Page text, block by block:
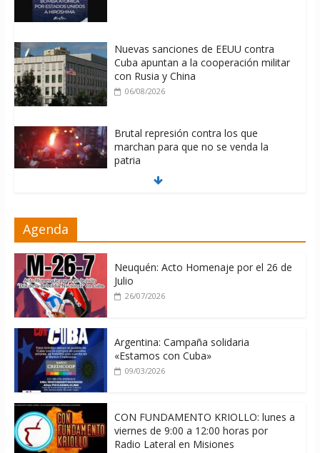
Nuevas sanciones de EEUU contra
Cuba apuntan a la cooperación militar
con Rusia y China
06/08/2026
Brutal represión contra los que
marchan para que no se venda la
patria
06/08/2026
06/08/2026
Agenda
Neuquén: Acto Homenaje por el 26 de
Julio
26/07/2026
Argentina: Campaña solidaria
«Estamos con Cuba»
09/03/2026
CON FUNDAMENTO KRIOLLO: lunes a
viernes de 9:00 a 12:00 horas por
Radio Lateral en Misiones